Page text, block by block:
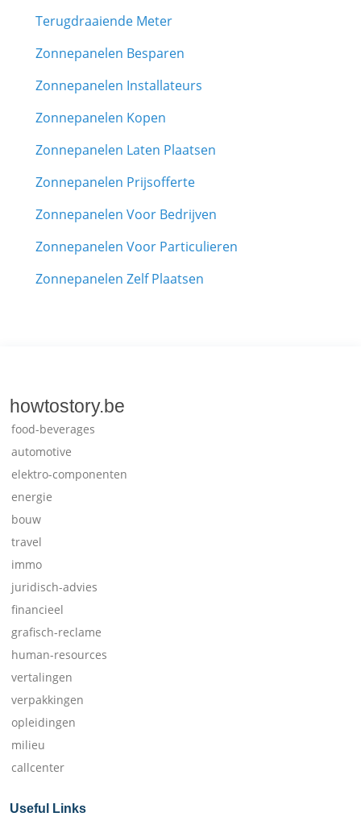
Terugdraaiende Meter
Zonnepanelen Besparen
Zonnepanelen Installateurs
Zonnepanelen Kopen
Zonnepanelen Laten Plaatsen
Zonnepanelen Prijsofferte
Zonnepanelen Voor Bedrijven
Zonnepanelen Voor Particulieren
Zonnepanelen Zelf Plaatsen
howtostory.be
food-beverages
automotive
elektro-componenten
energie
bouw
travel
immo
juridisch-advies
financieel
grafisch-reclame
human-resources
vertalingen
verpakkingen
opleidingen
milieu
callcenter
Useful Links